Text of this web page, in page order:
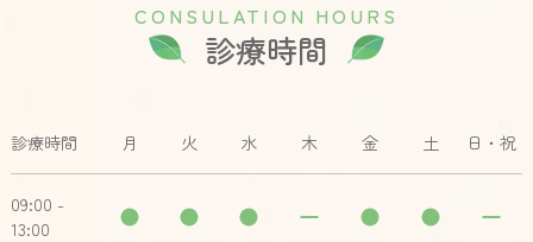
CO N S U LAT I O N HO U R S
診療時間
診療時間 月 火 水 木 金 土 日・祝
09:00 -
13:00